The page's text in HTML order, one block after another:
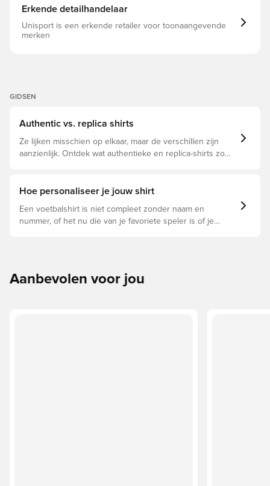
Erkende detailhandelaar
Unisport is een erkende retailer voor toonaangevende
merken
GIDSEN
Authentic vs. replica shirts
Ze lijken misschien op elkaar, maar de verschillen zijn
aanzienlijk. Ontdek wat authentieke en replica-shirts zo
Hoe personaliseer je jouw shirt
Een voetbalshirt is niet compleet zonder naam en
nummer, of het nu die van je favoriete speler is of je
Aanbevolen voor jou